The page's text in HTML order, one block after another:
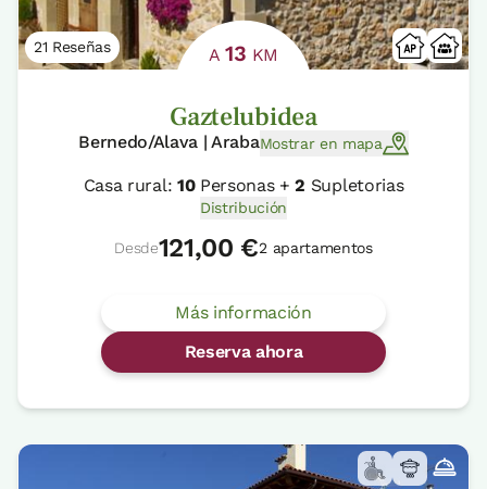
21 Reseñas A13 KM
Gaztelubidea
Bernedo/Alava | ArabaMostrar en mapa
Casa rural: 10Personas +2 Supletorias
Distribución
Desde121,00 €2 apartamentos
Más información
Reserva ahora